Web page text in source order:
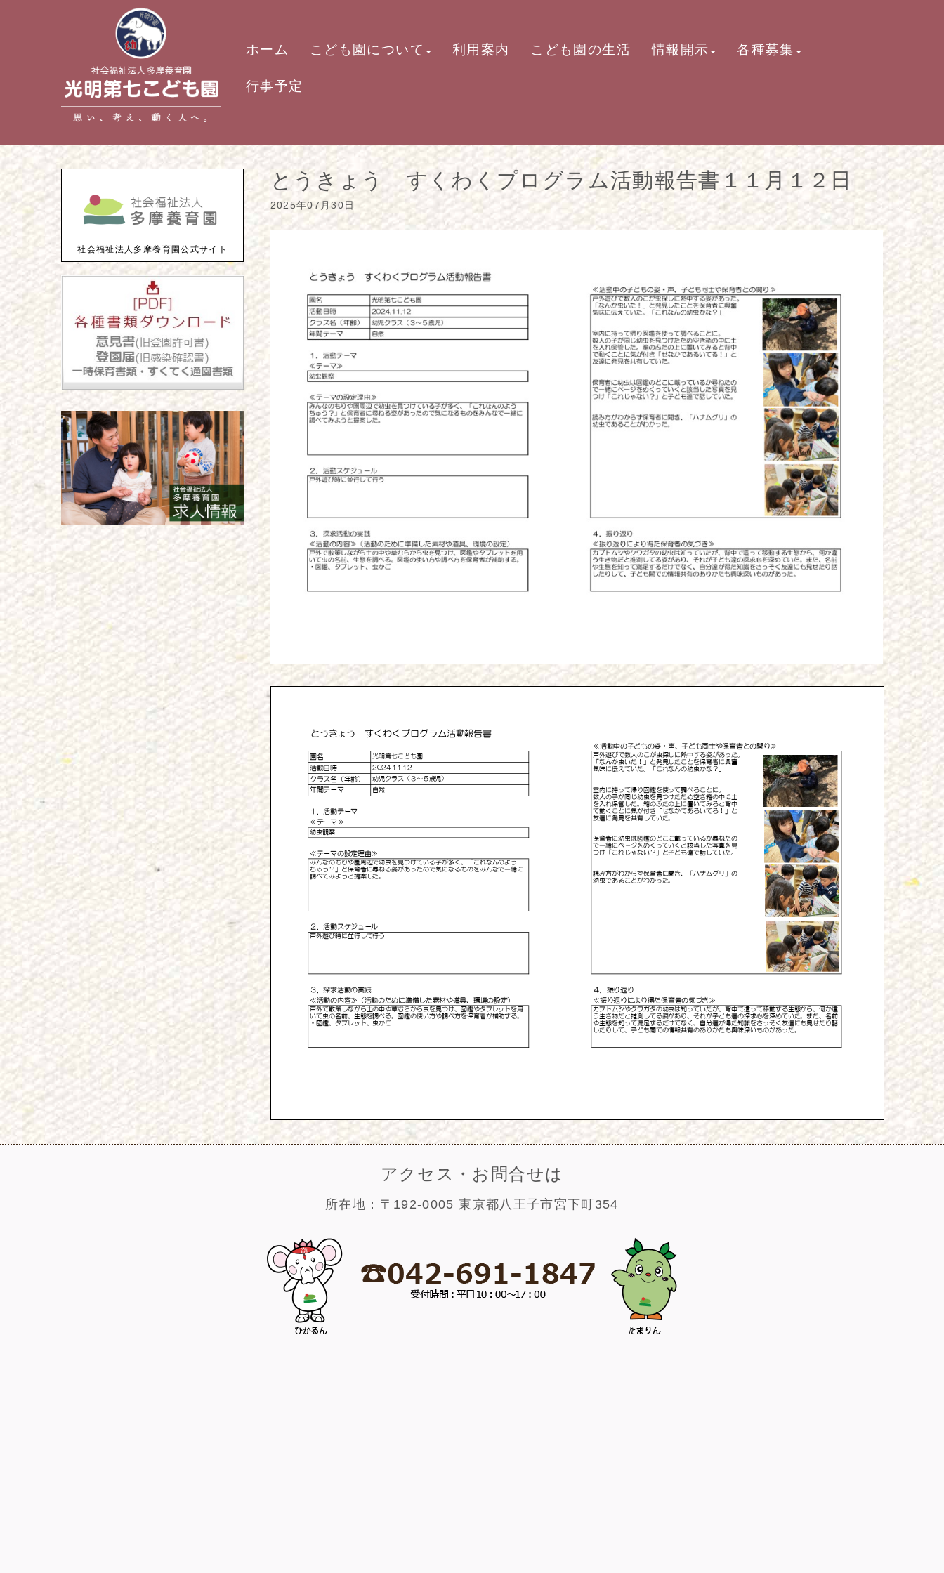
ホーム こども園について 利用案内 こども園の生活 情報開示 各種募集
行事予定
とうきょう すくわくプログラム活動報告書１１月１２日
2025年07月30日
社会福祉法人多摩養育園公式サイト
アクセス・お問合せは
所在地：〒192-0005 東京都八王子市宮下町354